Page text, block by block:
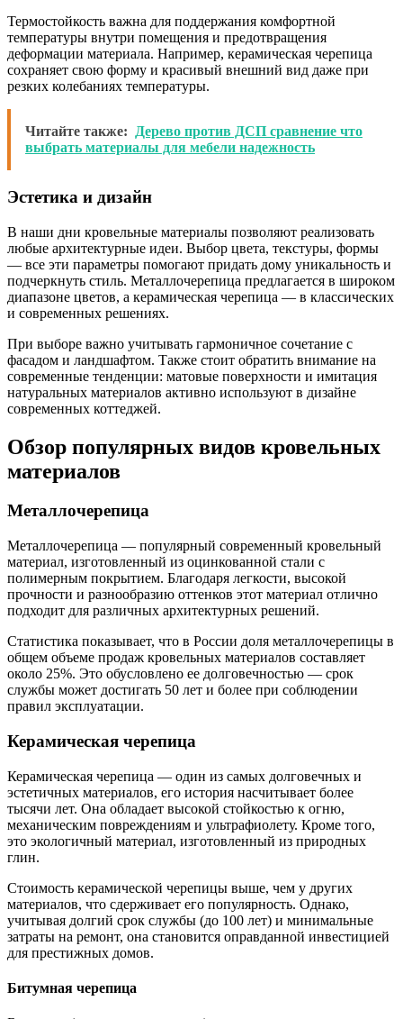
Термостойкость важна для поддержания комфортной
температуры внутри помещения и предотвращения
деформации материала. Например, керамическая черепица
сохраняет свою форму и красивый внешний вид даже при
резких колебаниях температуры.
Читайте также:
Дерево против ДСП сравнение что
выбрать материалы для мебели надежность
Эстетика и дизайн
В наши дни кровельные материалы позволяют реализовать
любые архитектурные идеи. Выбор цвета, текстуры, формы
— все эти параметры помогают придать дому уникальность и
подчеркнуть стиль. Металлочерепица предлагается в широком
диапазоне цветов, а керамическая черепица — в классических
и современных решениях.
При выборе важно учитывать гармоничное сочетание с
фасадом и ландшафтом. Также стоит обратить внимание на
современные тенденции: матовые поверхности и имитация
натуральных материалов активно используют в дизайне
современных коттеджей.
Обзор популярных видов кровельных
материалов
Металлочерепица
Металлочерепица — популярный современный кровельный
материал, изготовленный из оцинкованной стали с
полимерным покрытием. Благодаря легкости, высокой
прочности и разнообразию оттенков этот материал отлично
подходит для различных архитектурных решений.
Статистика показывает, что в России доля металлочерепицы в
общем объеме продаж кровельных материалов составляет
около 25%. Это обусловлено ее долговечностью — срок
службы может достигать 50 лет и более при соблюдении
правил эксплуатации.
Керамическая черепица
Керамическая черепица — один из самых долговечных и
эстетичных материалов, его история насчитывает более
тысячи лет. Она обладает высокой стойкостью к огню,
механическим повреждениям и ультрафиолету. Кроме того,
это экологичный материал, изготовленный из природных
глин.
Стоимость керамической черепицы выше, чем у других
материалов, что сдерживает его популярность. Однако,
учитывая долгий срок службы (до 100 лет) и минимальные
затраты на ремонт, она становится оправданной инвестицией
для престижных домов.
Битумная черепица